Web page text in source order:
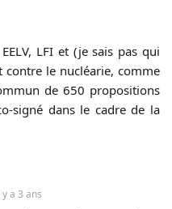
LFI et (je sais pas qui
contre le nucléarie, comme
de 650 propositions
signé dans le cadre de la
a 3 ans